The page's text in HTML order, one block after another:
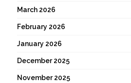
March 2026
February 2026
January 2026
December 2025
November 2025